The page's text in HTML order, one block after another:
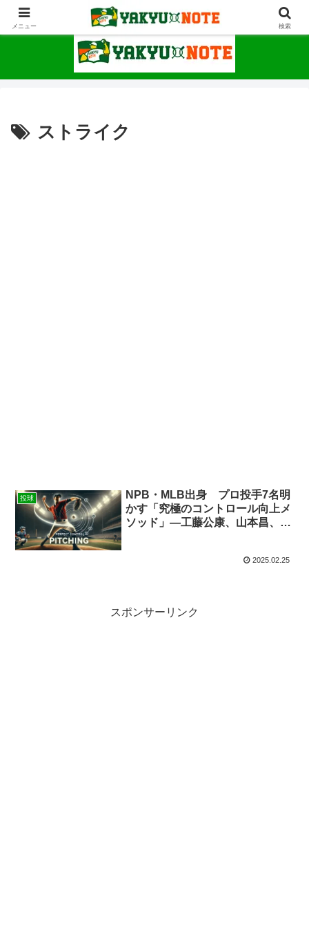
野球が上手くなるための情報サイト
ストライク
投球
NPB・MLB出身 プロ投手7名明
かす「究極のコントロール向上メ
ソッド」―工藤公康、山本昌、今
2025.02.25
スポンサーリンク
メニュー 検索